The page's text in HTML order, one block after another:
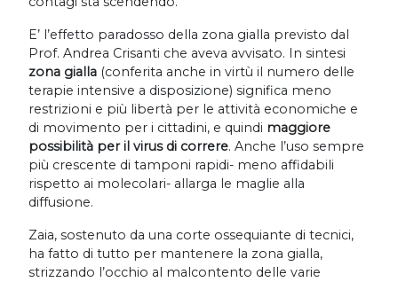
E’ l’effetto paradosso della zona gialla previsto dal
Prof. Andrea Crisanti che aveva avvisato. In sintesi
zona gialla (conferita anche in virtù il numero delle
terapie intensive a disposizione) significa meno
restrizioni e più libertà per le attività economiche e
di movimento per i cittadini, e quindi maggiore
possibilità per il virus di correre. Anche l’uso sempre
più crescente di tamponi rapidi- meno affidabili
rispetto ai molecolari- allarga le maglie alla
diffusione.
Zaia, sostenuto da una corte ossequiante di tecnici,
ha fatto di tutto per mantenere la zona gialla,
strizzando l’occhio al malcontento delle varie